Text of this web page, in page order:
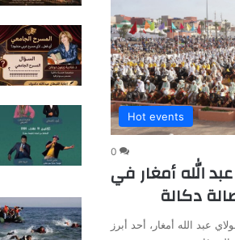
Hot events
0
الله أمغار في
دكالة
عبد الله أمغار، أحد أبرز